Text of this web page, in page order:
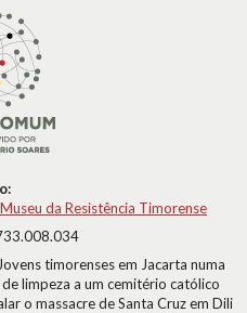
da Resistência Timorense
Jovens timorenses em Jacarta numa
limpeza a um cemitério católico
o massacre de Santa Cruz em Dili